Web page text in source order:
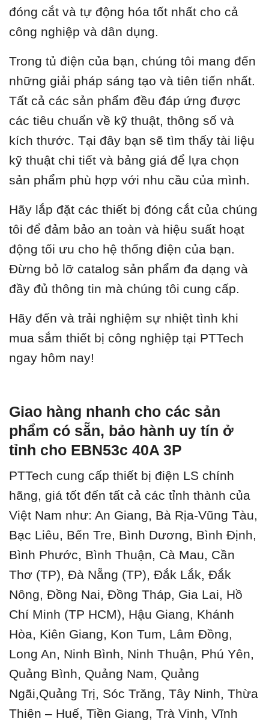
đóng cắt và tự động hóa tốt nhất cho cả
công nghiệp và dân dụng.
Trong tủ điện của bạn, chúng tôi mang đến
những giải pháp sáng tạo và tiên tiến nhất.
Tất cả các sản phẩm đều đáp ứng được
các tiêu chuẩn về kỹ thuật, thông số và
kích thước. Tại đây bạn sẽ tìm thấy tài liệu
kỹ thuật chi tiết và bảng giá để lựa chọn
sản phẩm phù hợp với nhu cầu của mình.
Hãy lắp đặt các thiết bị đóng cắt của chúng
tôi để đảm bảo an toàn và hiệu suất hoạt
động tối ưu cho hệ thống điện của bạn.
Đừng bỏ lỡ catalog sản phẩm đa dạng và
đầy đủ thông tin mà chúng tôi cung cấp.
Hãy đến và trải nghiệm sự nhiệt tình khi
mua sắm thiết bị công nghiệp tại PTTech
ngay hôm nay!
Giao hàng nhanh cho các sản
phẩm có sẵn, bảo hành uy tín ở
tỉnh cho EBN53c 40A 3P
PTTech cung cấp thiết bị điện LS chính
hãng, giá tốt đến tất cả các tỉnh thành của
Việt Nam như: An Giang, Bà Rịa-Vũng Tàu,
Bạc Liêu, Bến Tre, Bình Dương, Bình Định,
Bình Phước, Bình Thuận, Cà Mau, Cần
Thơ (TP), Đà Nẵng (TP), Đắk Lắk, Đắk
Nông, Đồng Nai, Đồng Tháp, Gia Lai, Hồ
Chí Minh (TP HCM), Hậu Giang, Khánh
Hòa, Kiên Giang, Kon Tum, Lâm Đồng,
Long An, Ninh Bình, Ninh Thuận, Phú Yên,
Quảng Bình, Quảng Nam, Quảng
Ngãi,Quảng Trị, Sóc Trăng, Tây Ninh, Thừa
Thiên – Huế, Tiền Giang, Trà Vinh, Vĩnh